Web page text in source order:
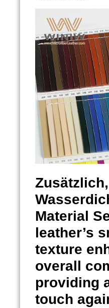
Zusätzlich,
Material
leather’s
texture
overall
providing
touch